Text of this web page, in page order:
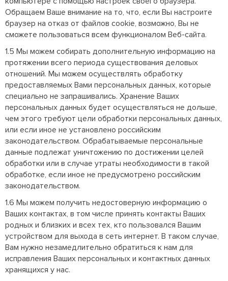
Обращаем Ваше внимание на то, что, если Вы настроите
браузер на отказ от файлов cookie, возможно, Вы не
сможете пользоваться всем функционалом Веб-сайта.
1.5 Мы можем собирать дополнительную информацию на
протяжении всего периода существования деловых
отношений. Мы можем осуществлять обработку
предоставляемых Вами персональных данных, которые
специально не запрашивались. Хранение Ваших
персональных данных будет осуществляться не дольше,
чем этого требуют цели обработки персональных данных,
или если иное не установлено российским
законодательством. Обрабатываемые персональные
данные подлежат уничтожению по достижении целей
обработки или в случае утраты необходимости в такой
обработке, если иное не предусмотрено российским
законодательством.
1.6 Мы можем получить недостоверную информацию о
Ваших контактах, в том числе принять контакты Ваших
родных и близких и всех тех, кто пользовался Вашим
устройством для выхода в сеть интернет. В таком случае,
Вам нужно незамедлительно обратиться к нам для
исправления Ваших персональных и контактных данных
хранящихся у нас.